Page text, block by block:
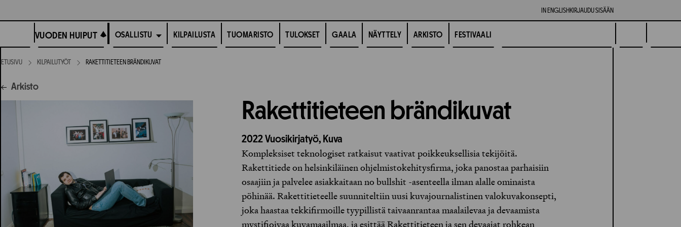
suoraan
IN ENGLISH KIRJAUDU SISÄÄN
VUODEN HUIPUT
VUODEN HUIPUT OSALLISTU KILPAILUSTA TUOMARISTO TULOKSET GAALA NÄYTTELY ARKISTO FESTIVAALI
ETUSIVU KILPAILUTYÖT RAKETTITIETEEN BRÄNDIKUVAT
Arkisto
Rakettitieteen brändikuvat
2022 Vuosikirjatyö, Kuva
Kompleksiset teknologiset ratkaisut vaativat poikkeuksellisia tekijöitä.
Rakettitiede on helsinkiläinen ohjelmistokehitysfirma, joka panostaa parhaisiin
osaajiin ja palvelee asiakkaitaan no bullshit -asenteella ilman alalle ominaista
pöhinää. Rakettitieteelle suunniteltiin uusi kuvajournalistinen valokuvakonsepti,
joka haastaa tekkifirmoille tyypillistä taivaanrantaa maalailevaa ja devaamista
mystifioivaa kuvamaailmaa, ja esittää Rakettitieteen ja sen devaajat rohkean